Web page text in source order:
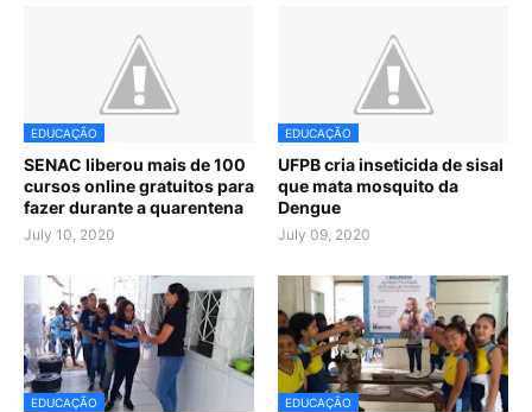
EDUCAÇÃO
SENAC liberou mais de 100
cursos online gratuitos para
fazer durante a quarentena
July 10, 2020
EDUCAÇÃO
UFPB cria inseticida de sisal
que mata mosquito da
Dengue
July 09, 2020
EDUCAÇÃO EDUCAÇÃO